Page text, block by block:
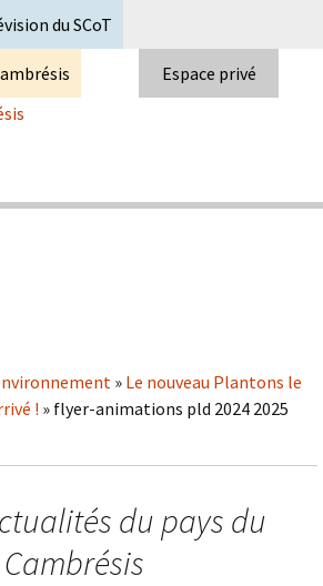
du SCoT
Espace privé
» Le nouveau Plantons le
! » flyer-animations pld 2024 2025
du pays du
Cambrésis